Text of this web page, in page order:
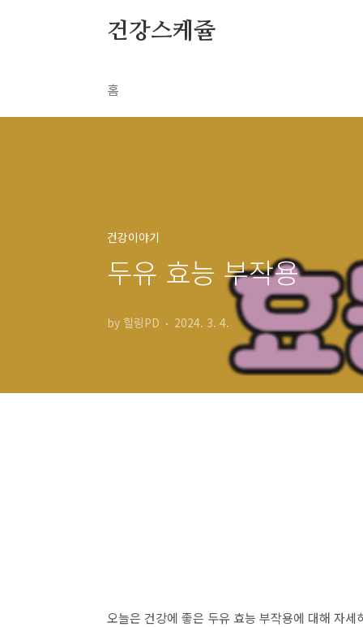
건강스케쥴
홈
건강이야기
두유 효능 부작용
by 힐링PD 2024. 3. 4.
오늘은 건강에 좋은 두유 효능 부작용에 대해 자세